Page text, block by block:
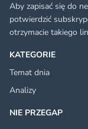
KATEGORIE
Temat dnia
Analizy
NIE PRZEGAP
Aby zapisać się do
potwierdzić
otrzymacie takiego